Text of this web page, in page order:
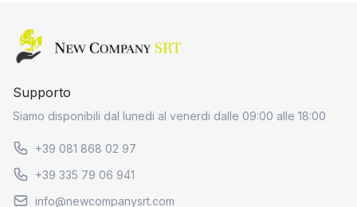
Home page
Supporto
Siamo disponibili dal lunedi al venerdi dalle 09:00 alle 18:00
+39 081 868 02 97
+39 335 79 06 941
info@newcompanysrt.com